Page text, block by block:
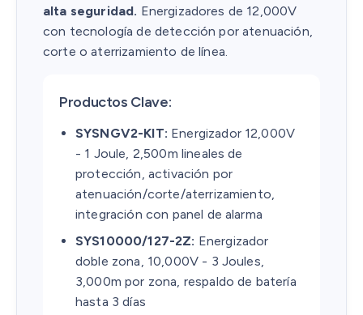
alta seguridad. Energizadores de 12,000V
con tecnología de detección por atenuación,
corte o aterrizamiento de línea.
Productos Clave:
SYSNGV2-KIT: Energizador 12,000V
- 1 Joule, 2,500m lineales de
protección, activación por
atenuación/corte/aterrizamiento,
integración con panel de alarma
SYS10000/127-2Z: Energizador
doble zona, 10,000V - 3 Joules,
3,000m por zona, respaldo de batería
hasta 3 días